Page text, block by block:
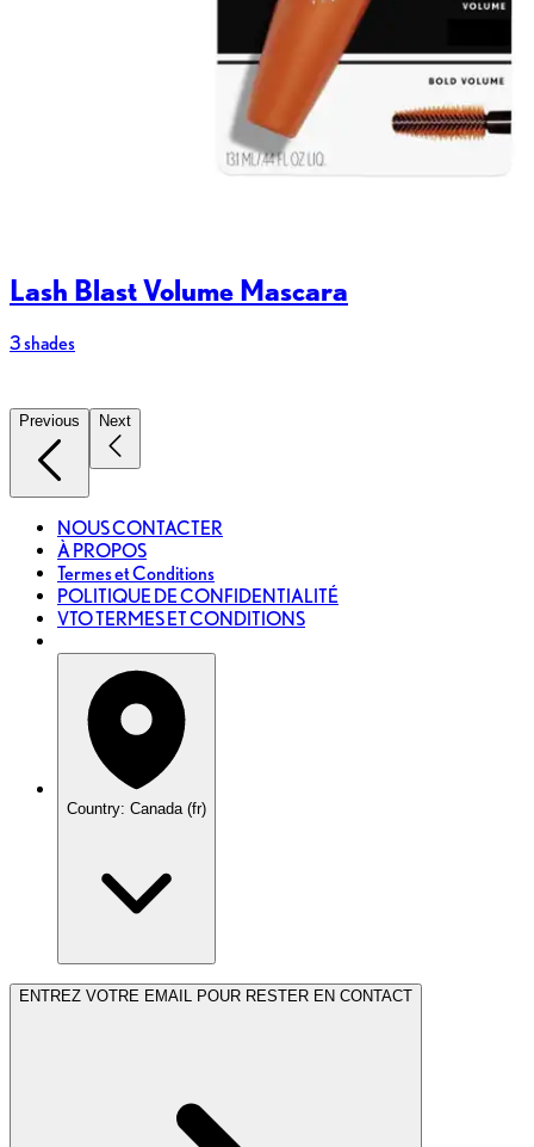
Lash Blast Volume Mascara
3 shades
Previous Next
NOUS CONTACTER
À PROPOS
Termes et Conditions
POLITIQUE DE CONFIDENTIALITÉ
VTO TERMES ET CONDITIONS
Country: Canada (fr)
ENTREZ VOTRE EMAIL POUR RESTER EN CONTACT